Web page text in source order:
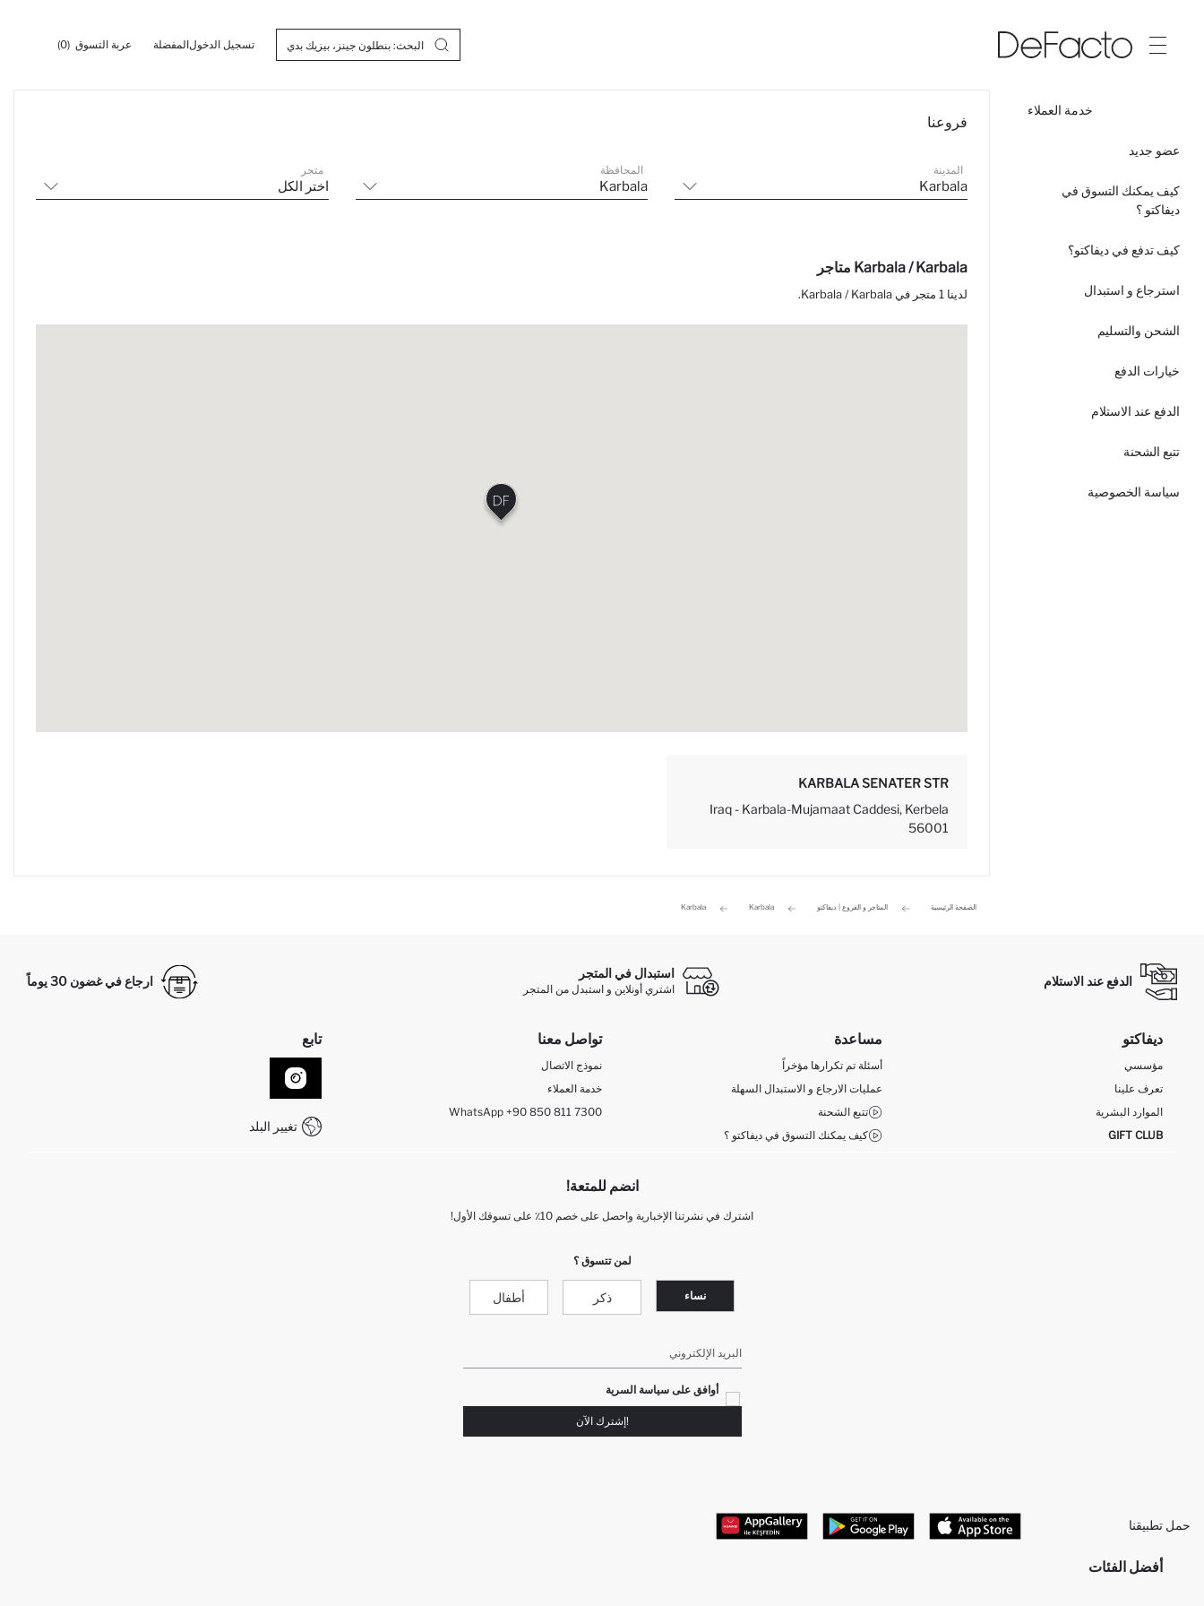
تسجيل الدخولالمفضلة عربة التسوق (0)
خدمة العملاء
عضو جديد
كيف يمكنك التسوق في
ديفاكتو ؟
كيف تدفع في ديفاكتو؟
استرجاع و استبدال
الشحن والتسليم
خيارات الدفع
الدفع عند الاستلام
تتبع الشحنة
سياسة الخصوصية
فروعنا
المدينة
Karbala
المحافظة
Karbala
متجر
اختر الكل
Karbala / Karbala متاجر
لدينا 1 متجر في Karbala / Karbala.
KARBALA SENATER STR
Iraq - Karbala-Mujamaat Caddesi, Kerbela
56001
الصفحة الرئيسية المتاجر و الفروع | ديفاكتو Karbala
Karbala
الدفع عند الاستلام
استبدال في المتجر
اشتري أونلاين و استبدل من المتجر
ارجاع في غضون 30 يوماً
ديفاكتو
مؤسسي
تعرف علينا
الموارد البشرية
GIFT CLUB
مساعدة
أسئلة تم تكرارها مؤخراً
عمليات الارجاع و الاستبدال السهلة
تتبع الشحنة
كيف يمكنك التسوق في ديفاكتو ؟
تواصل معنا
نموذج الاتصال
خدمة العملاء
WhatsApp +90 850 811 7300
تابع
تغيير البلد
انضم للمتعة!
اشترك في نشرتنا الإخبارية واحصل على خصم 10٪ على تسوقك الأول!
لمن تتسوق ؟
نساء ذكر أطفال
البريد الإلكتروني
أوافق على سياسة السرية
!إشترك الآن
حمل تطبيقنا
أفضل الفئات